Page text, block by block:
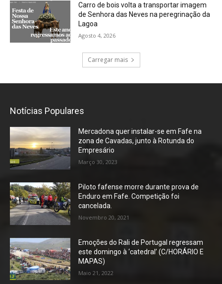
Carro de bois volta a transportar imagem
de Senhora das Neves na peregrinação da
Lagoa
Agosto 4, 2026
Carregar mais
Notícias Populares
Mercadona quer instalar-se em Fafe na
zona de Cavadas, junto à Rotunda do
Empresário
Março 30, 2023
Piloto fafense morre durante prova de
Enduro em Fafe. Competição foi
cancelada.
Novembro 20, 2021
Emoções do Rali de Portugal regressam
este domingo à ‘catedral’ (C/HORÁRIO E
MAPAS)
Maio 21, 2022